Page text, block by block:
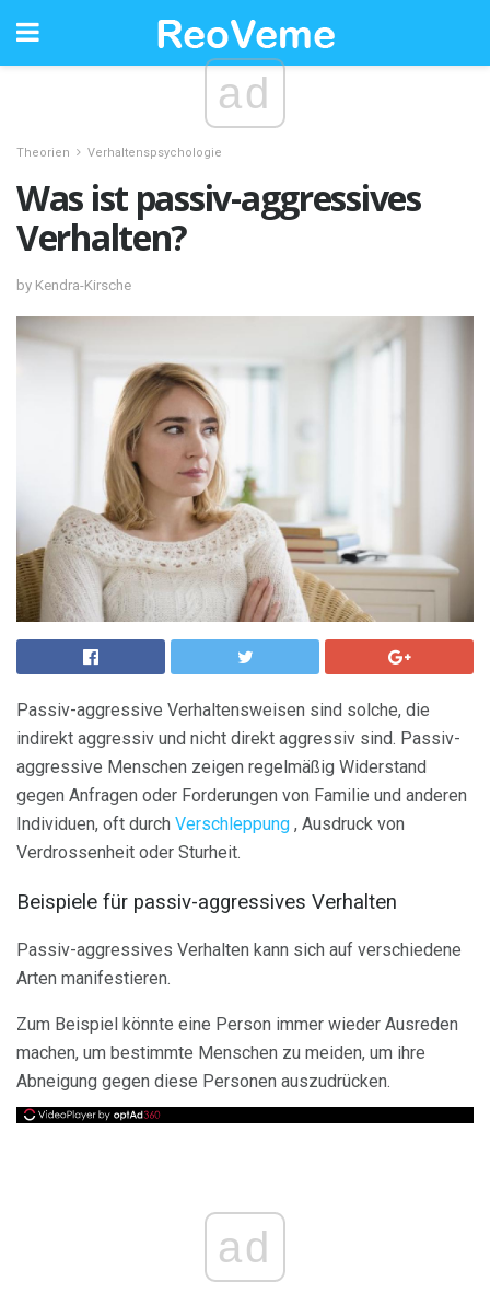
ad
Theorien Verhaltenspsychologie
Was ist passiv-aggressives
Verhalten?
by Kendra-Kirsche
Passiv-aggressive Verhaltensweisen sind solche, die
indirekt aggressiv und nicht direkt aggressiv sind. Passiv-
aggressive Menschen zeigen regelmäßig Widerstand
gegen Anfragen oder Forderungen von Familie und anderen
Individuen, oft durch Verschleppung , Ausdruck von
Verdrossenheit oder Sturheit.
Beispiele für passiv-aggressives Verhalten
Passiv-aggressives Verhalten kann sich auf verschiedene
Arten manifestieren.
Zum Beispiel könnte eine Person immer wieder Ausreden
machen, um bestimmte Menschen zu meiden, um ihre
Abneigung gegen diese Personen auszudrücken.
ad